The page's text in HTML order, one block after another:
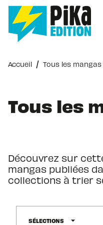
MENU
PIED DE PAGE
Accueil / Tous les mangas
Tous les
Découvrez sur
mangas publiées
collections à trier
SÉLECTIONS arrow_drop_down